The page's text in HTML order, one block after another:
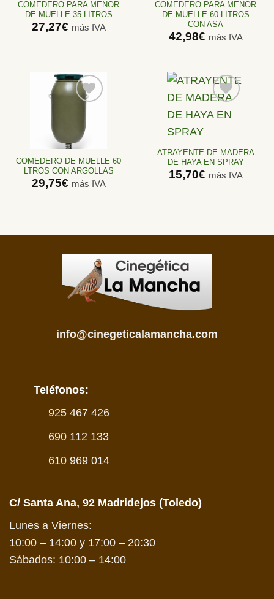
COMEDERO PARA MENOR
DE MUELLE 35 LITROS
27,27€ más IVA
COMEDERO PARA MENOR
DE MUELLE 60 LITROS
CON ASA
42,98€ más IVA
a la
lista de
COMEDERO DE MUELLE 60
LTROS CON ARGOLLAS
29,75€ más IVA
Añadir
deseos
ATRAYENTE DE MADERA
DE HAYA EN SPRAY
15,70€ más IVA
info@cinegeticalamancha.com
Teléfonos:
925 467 426
690 112 133
610 969 014
C/ Santa Ana, 92 Madridejos (Toledo)
Lunes a Viernes:
10:00 – 14:00 y 17:00 – 20:30
Sábados: 10:00 – 14:00